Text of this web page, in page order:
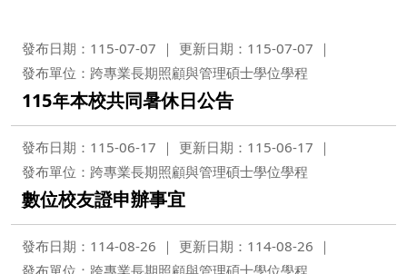
查詢 重設
發布日期：115-07-07
更新日期：115-07-07
發布單位：跨專業長期照顧與管理碩士學位學程
115年本校共同暑休日公告
發布日期：115-06-17
更新日期：115-06-17
發布單位：跨專業長期照顧與管理碩士學位學程
數位校友證申辦事宜
發布日期：114-08-26
更新日期：114-08-26
發布單位：跨專業長期照顧與管理碩士學位學程